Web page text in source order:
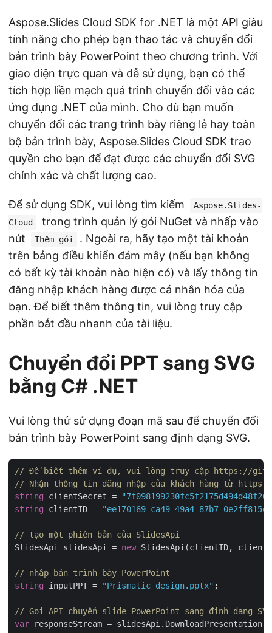
Aspose.Slides Cloud SDK for .NET là một API giàu
tính năng cho phép bạn thao tác và chuyển đổi
bản trình bày PowerPoint theo chương trình. Với
giao diện trực quan và dễ sử dụng, bạn có thể
tích hợp liền mạch quá trình chuyển đổi vào các
ứng dụng .NET của mình. Cho dù bạn muốn
chuyển đổi các trang trình bày riêng lẻ hay toàn
bộ bản trình bày, Aspose.Slides Cloud SDK trao
quyền cho bạn để đạt được các chuyển đổi SVG
chính xác và chất lượng cao.
Để sử dụng SDK, vui lòng tìm kiếm
Aspose.Slides-
Cloud
trong trình quản lý gói NuGet và nhấp vào
nút
Thêm gói
. Ngoài ra, hãy tạo một tài khoản
trên bảng điều khiển đám mây (nếu bạn không
có bất kỳ tài khoản nào hiện có) và lấy thông tin
đăng nhập khách hàng được cá nhân hóa của
bạn. Để biết thêm thông tin, vui lòng truy cập
phần bắt đầu nhanh của tài liệu.
Chuyển đổi PPT sang SVG
bằng C# .NET
Vui lòng thử sử dụng đoạn mã sau để chuyển đổi
bản trình bày PowerPoint sang định dạng SVG.
// Để biết thêm ví dụ, vui lòng truy cập https://
// Nhận thông tin đăng nhập của khách hàng từ
string clientSecret =
string clientID = "ee170169-ca49-49a4-87b7-
// tạo một phiên bản của SlidesApi
SlidesApi slidesApi = new SlidesApi(clientID,
// nhập bản trình bày PowerPoint
string inputPPT = "Prismatic design.pptx" ;
// Gọi API chuyển slide PowerPoint sang định dạng SVG
var responseStream =